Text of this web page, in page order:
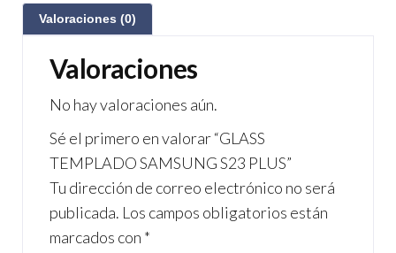
e
b
o
o
k
ail gr
a
m
s
A
p
p
Valoraciones (0)
Valoraciones
No hay valoraciones aún.
Sé el primero en valorar “GLASS
TEMPLADO SAMSUNG S23 PLUS”
Tu dirección de correo electrónico no será
publicada. Los campos obligatorios están
marcados con *